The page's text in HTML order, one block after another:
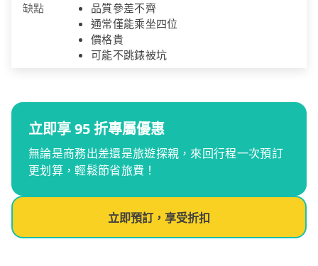
缺點
品質參差不齊
通常僅能乘坐四位
價格貴
可能不跳錶被坑
立即享 95 折專屬優惠
無論是商務出差還是旅遊探親，來回行程一次預訂
更划算，輕鬆節省旅費！
立即預訂，享受折扣